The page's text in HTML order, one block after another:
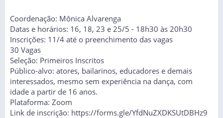
Coordenação: Mônica Alvarenga
Datas e horários: 16, 18, 23 e 25/5 - 18h30 às 20h30
Inscrições: 11/4 até o preenchimento das vagas
30 Vagas
Seleção: Primeiros Inscritos
Público-alvo: atores, bailarinos, educadores e demais
interessados, mesmo sem experiência na dança, com
idade a partir de 16 anos.
Plataforma: Zoom
Link de inscrição: https://forms.gle/YfdNuZXDKSUtDBHz9